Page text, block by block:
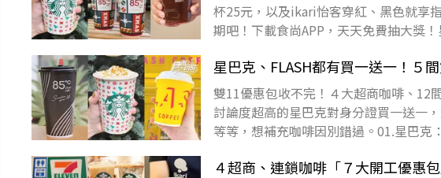
杯25元，以及ikari怡客穿紅、黑色就享
期吧！下載食尚APP，天天免費抽大獎
星巴克、FLASH都有買一送一！５
雙11優惠包收不完！４大超商咖啡、12
討論度超高的星巴克對身分證買一送一
等等，想補充咖啡因別錯過。01.星巴克
４超商、連鎖咖啡「７大開工優惠